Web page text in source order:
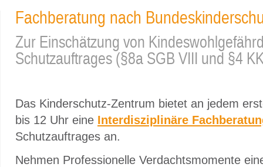
Fachberatung nach
Zur Einschätzung von
Schutzauftrages (§8a SGB VIII und §4
Das Kinderschutz-Zentrum bietet an jedem
bis 12 Uhr eine Interdisziplinäre
Schutzauftrages an.
Nehmen Professionelle Verdachtsmomente